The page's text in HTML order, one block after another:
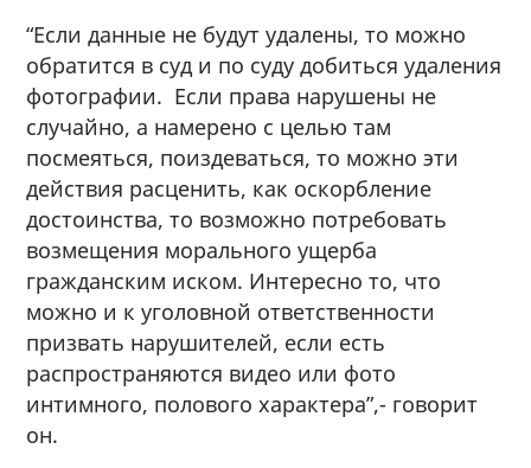
“Если данные не будут удалены, то можно
обратится в суд и по суду добиться удаления
фотографии. Если права нарушены не
случайно, а намерено с целью там
посмеяться, поиздеваться, то можно эти
действия расценить, как оскорбление
достоинства, то возможно потребовать
возмещения морального ущерба
гражданским иском. Интересно то, что
можно и к уголовной ответственности
призвать нарушителей, если есть
распространяются видео или фото
интимного, полового характера”,- говорит
он.